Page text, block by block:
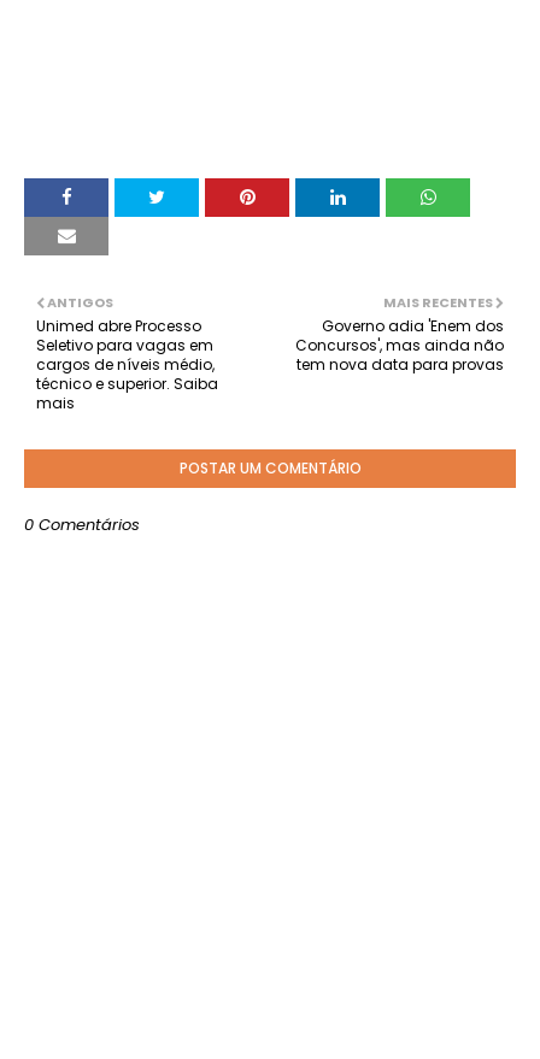
MAIS RECENTES
Governo adia 'Enem dos
Concursos', mas ainda não
tem nova data para provas
ANTIGOS
Unimed abre Processo
Seletivo para vagas em
cargos de níveis médio,
técnico e superior. Saiba
mais
POSTAR UM COMENTÁRIO
0 Comentários